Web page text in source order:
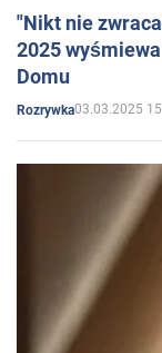
"Nikt nie
2025
Domu
Rozrywka03.03.2025